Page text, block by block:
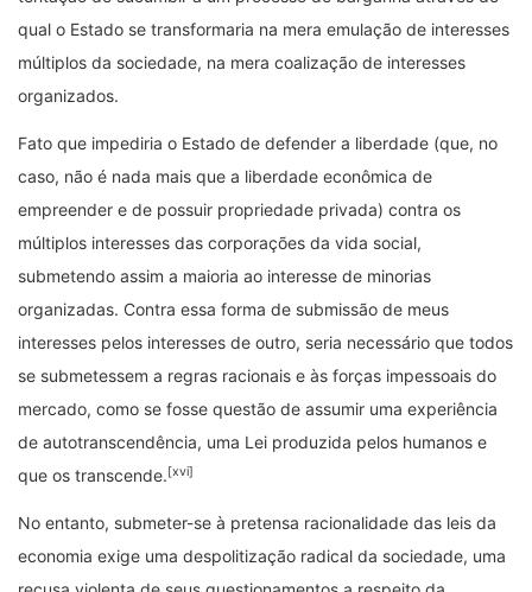
qual o Estado se transformaria na mera emulação de interesses
múltiplos da sociedade, na mera coalização de interesses
organizados.
Fato que impediria o Estado de defender a liberdade (que, no
caso, não é nada mais que a liberdade econômica de
empreender e de possuir propriedade privada) contra os
múltiplos interesses das corporações da vida social,
submetendo assim a maioria ao interesse de minorias
organizadas. Contra essa forma de submissão de meus
interesses pelos interesses de outro, seria necessário que todos
se submetessem a regras racionais e às forças impessoais do
mercado, como se fosse questão de assumir uma experiência
de autotranscendência, uma Lei produzida pelos humanos e
que os transcende. [xvi]
No entanto, submeter-se à pretensa racionalidade das leis da
economia exige uma despolitização radical da sociedade, uma